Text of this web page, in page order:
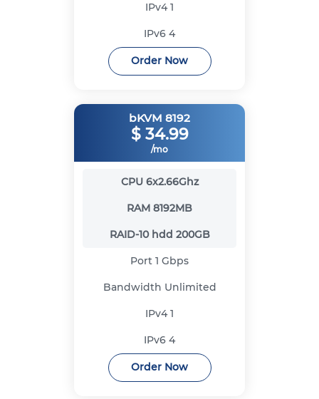
IPv41
IPv6 4
Order Now
bKVM 8192
$ 34.99
/mo
CPU 6x2.66Ghz
RAM 8192MB
RAID-10 hdd 200GB
Port 1 Gbps
Bandwidth Unlimited
IPv41
IPv6 4
Order Now